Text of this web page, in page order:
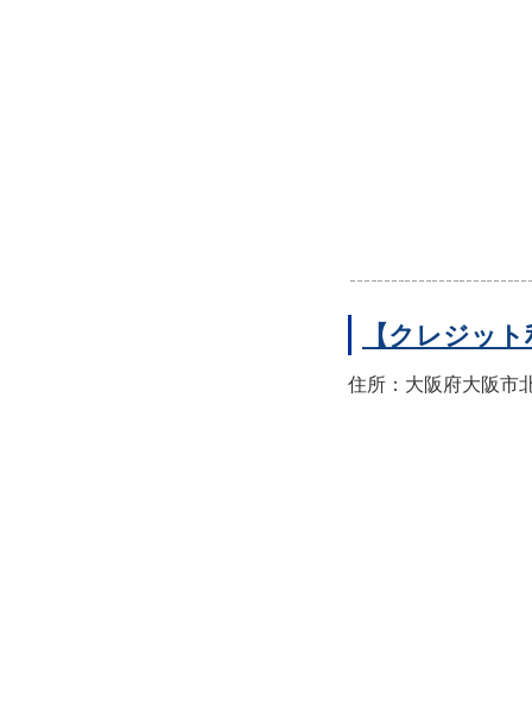
【クレジッ
住所：大阪府大阪市